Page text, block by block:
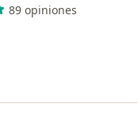
89 opiniones